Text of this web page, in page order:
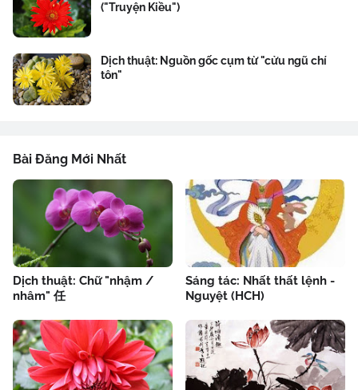
("Truyện Kiều")
Dịch thuật: Nguồn gốc cụm từ "cửu ngũ chí
tôn"
Bài Đăng Mới Nhất
Dịch thuật: Chữ "nhậm /
nhâm" 任
Sáng tác: Nhất thất lệnh -
Nguyệt (HCH)